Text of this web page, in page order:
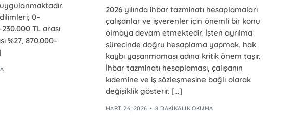
0–
TL arası
%27, 870.000–
2026 yılında ihbar tazminatı hesaplamaları
çalışanlar ve işverenler için önemli bir konu
olmaya devam etmektedir. İşten ayrılma
sürecinde doğru hesaplama yapmak, hak
kaybı yaşanmaması adına kritik önem taşır.
İhbar tazminatı hesaplaması, çalışanın
kıdemine ve iş sözleşmesine bağlı olarak
değişiklik gösterir. […]
MART 26, 2026 8 DAKIKALIK OKUMA